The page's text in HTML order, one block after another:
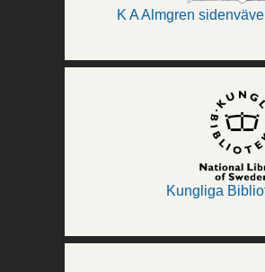
K A Almgren
Kungliga